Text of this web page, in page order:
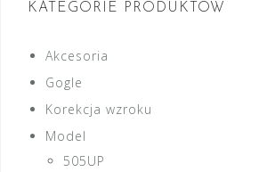
KATEGORIE PRODUKTÓW
Akcesoria
Gogle
Korekcja wzroku
Model
505UP